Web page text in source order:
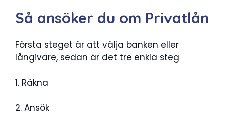
Så ansöker du om Privatlån
Första steget är att välja banken eller
långivare, sedan är det tre enkla steg
1. Räkna
2. Ansök